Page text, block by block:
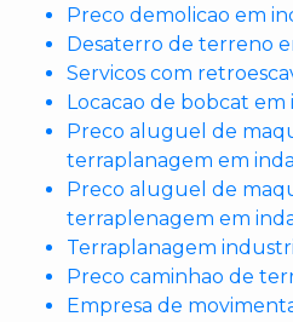
Preco demolicao em
Desaterro de terreno
Servicos com
Locacao de bobcat
Preco aluguel de
terraplanagem em
Preco aluguel de
terraplenagem em
Terraplanagem
Preco caminhao de
Empresa de